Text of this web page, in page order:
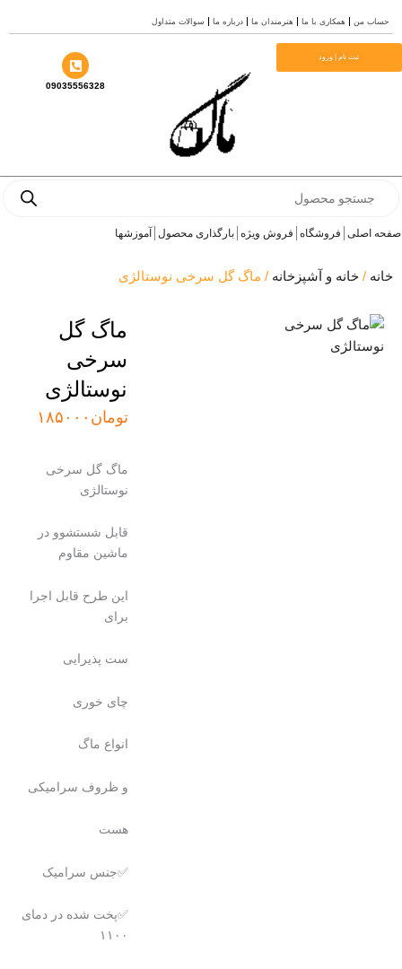
من همکاری با ما هنرمندان ما درباره ما سوالات متداول
ثبت نام | ورود
09035556328
اصلی فروشگاه فروش ویژه بارگذاری محصول آموزشها
/خانه و آشپزخانه / ماگ گل سرخی نوستالژی
ماگ گل
سرخی
نوستالژی
تومان۱۸۵۰۰۰
ماگ گل سرخی
نوستالژی
قابل شستشوو در
ماشین مقاوم
این طرح قابل اجرا
ست پذیرایی
چای خوری
انواع ماگ
و ظروف سرامیکی
هست
✅جنس سرامیک
✅پخت شده در دمای
۱۱۰۰